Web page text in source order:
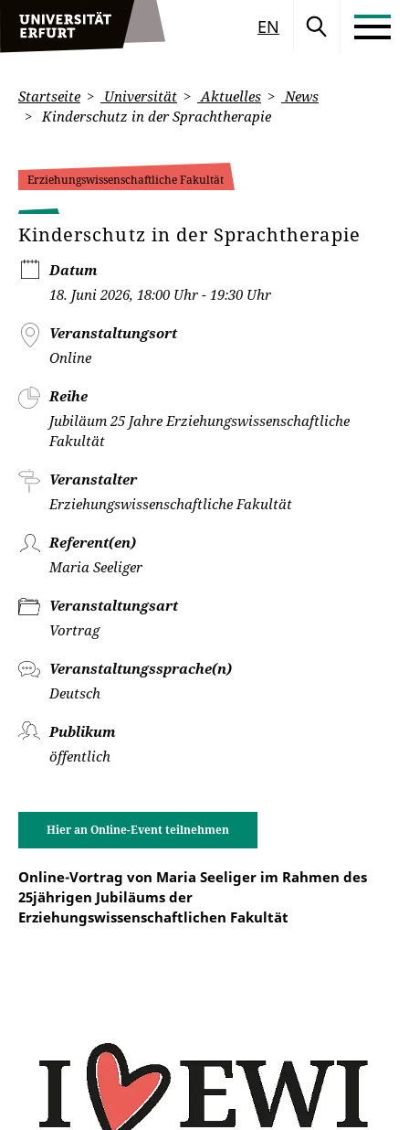
EN
Startseite Universität Aktuelles
News
Kinderschutz in der Sprachtherapie
Erziehungswissenschaftliche Fakultät
Kinderschutz in der Sprachtherapie
Datum
18. Juni 2026, 18:00 Uhr - 19:30 Uhr
Veranstaltungsort
Online
Reihe
Jubiläum 25 Jahre Erziehungswissenschaftliche
Fakultät
Veranstalter
Erziehungswissenschaftliche Fakultät
Referent(en)
Maria Seeliger
Veranstaltungsart
Vortrag
Veranstaltungssprache(n)
Deutsch
Publikum
öffentlich
Hier an Online-Event teilnehmen
Online-Vortrag von Maria Seeliger im Rahmen des
25jährigen Jubiläums der
Erziehungswissenschaftlichen Fakultät